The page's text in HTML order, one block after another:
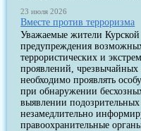
23 июля 2026
Вместе против терроризма
Уважаемые жители
предупреждения
террористических и
проявлений, чрезвычайных
необходимо проявлять
при обнаружении
выявлении
незамедлительно
правоохранительные